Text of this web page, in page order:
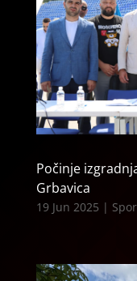
Počinje
Grbavica
19 Jun 2025 |